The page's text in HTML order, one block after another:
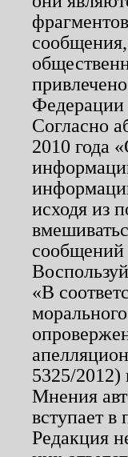
Федерации
Согласно
2010 года
исходя из
сообщений
«В
5325/
Мнения
вступает в
Редакция